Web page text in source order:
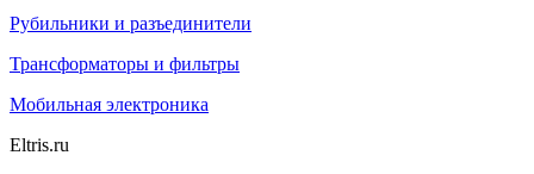
Рубильники и разъединители
Трансформаторы и фильтры
Мобильная электроника
Eltris.ru